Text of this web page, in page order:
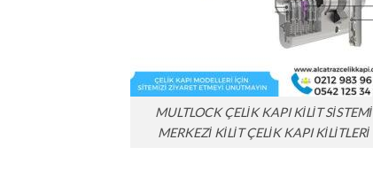
MULTLOCK ÇELİK KAPI KİLİT SİSTEMİ
MERKEZİ KİLİT ÇELİK KAPI KİLİTLERİ